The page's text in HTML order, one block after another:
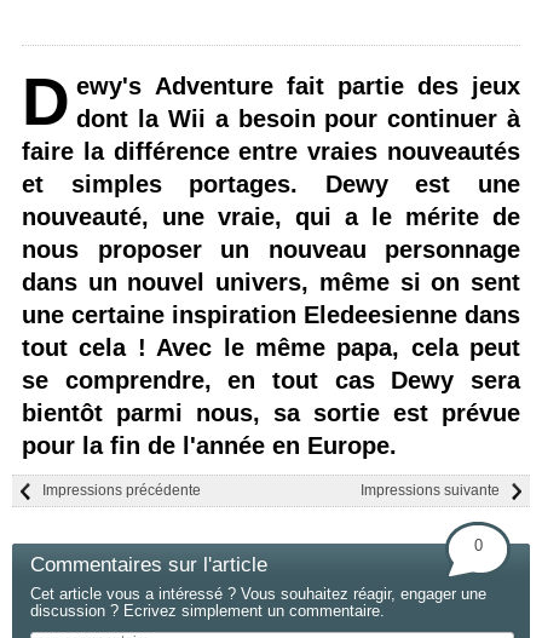
D ewy's Adventure fait partie des jeux
dont la Wii a besoin pour continuer à
faire la différence entre vraies nouveautés
et simples portages. Dewy est une
nouveauté, une vraie, qui a le mérite de
nous proposer un nouveau personnage
dans un nouvel univers, même si on sent
une certaine inspiration Eledeesienne dans
tout cela ! Avec le même papa, cela peut
se comprendre, en tout cas Dewy sera
bientôt parmi nous, sa sortie est prévue
pour la fin de l'année en Europe.
Impressions suivante
Impressions précédente
Commentaires sur l'article
0
Cet article vous a intéressé ? Vous souhaitez réagir, engager une
discussion ? Ecrivez simplement un commentaire.